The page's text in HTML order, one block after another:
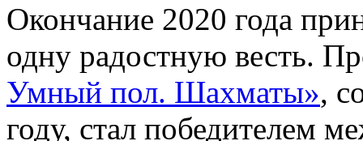
Окончание 2020 года
одну радостную весть.
Умный пол. Шахматы»,
году, стал победителем